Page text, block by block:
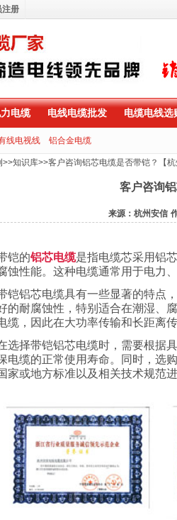
电缆 电线电缆批发 电缆电线选
线电视线 铝合金电缆
>>知识库>>客户咨询铝芯电缆是否带铠？【杭
客户咨询
来源：杭州安信
铠的铝芯电缆是指电缆芯采用铝
蚀性能。这种电缆通常用于电力
铠铝芯电缆具有一些显著的特点
的耐腐蚀性，特别适合在潮湿、
缆，因此在大功率传输和长距离
选择带铠铝芯电缆时，需要根据
电缆的正常使用寿命。同时，选
家或地方标准以及相关技术规范
注册